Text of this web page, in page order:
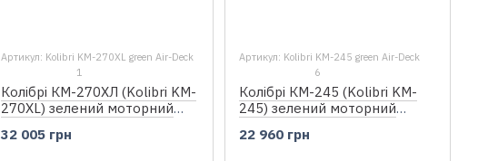
Артикул: Kolibri KM-270XL green Air-Deck
1
Колібрі КМ-270ХЛ (Kolibri KM-
270XL) зелений моторний
32 005 грн
Артикул: Kolibri KM-245 green Air-Deck
6
Колібрі КМ-245 (Kolibri KM-
245) зелений моторний
22 960 грн